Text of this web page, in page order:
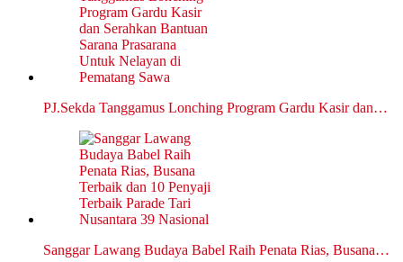
PJ.Sekda Tanggamus Lonching Program Gardu Kasir dan…
Sanggar Lawang Budaya Babel Raih Penata Rias, Busana…